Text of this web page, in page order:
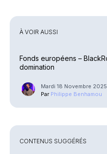
À VOIR AUSSI
Fonds européens –
domination
Mardi 18 Novembre 2025
Par Philippe Benhamou
CONTENUS SUGGÉRÉS